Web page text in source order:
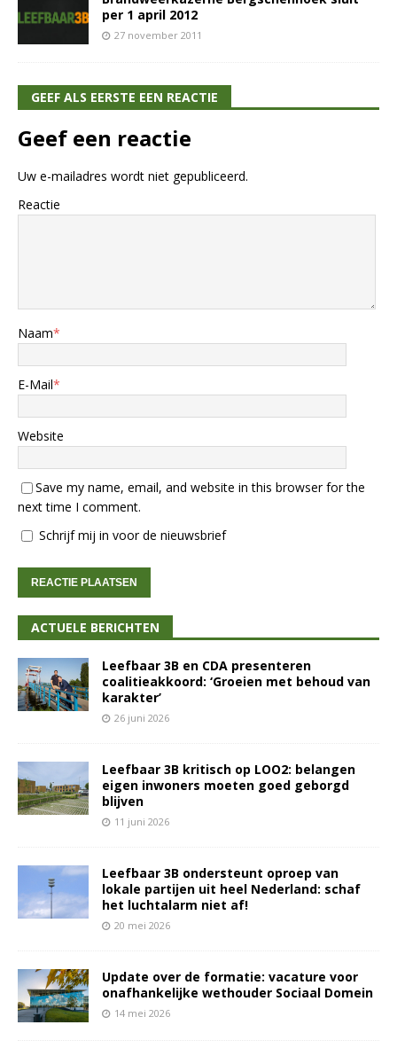
per 1 april 2012
27 november 2011
GEEF ALS EERSTE EEN REACTIE
Geef een reactie
Uw e-mailadres wordt niet gepubliceerd.
Reactie
Naam*
E-Mail*
Website
Save my name, email, and website in this browser for the
next time I comment.
Schrijf mij in voor de nieuwsbrief
ACTUELE BERICHTEN
Leefbaar 3B en CDA presenteren
coalitieakkoord: ‘Groeien met behoud van
karakter’
26 juni 2026
Leefbaar 3B kritisch op LOO2: belangen
eigen inwoners moeten goed geborgd
blijven
11 juni 2026
Leefbaar 3B ondersteunt oproep van
lokale partijen uit heel Nederland: schaf
het luchtalarm niet af!
20 mei 2026
Update over de formatie: vacature voor
onafhankelijke wethouder Sociaal Domein
14 mei 2026